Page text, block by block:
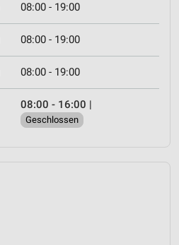
08:00 - 19:00
08:00 - 19:00
08:00 - 19:00
08:00 - 16:00 |
Geschlossen